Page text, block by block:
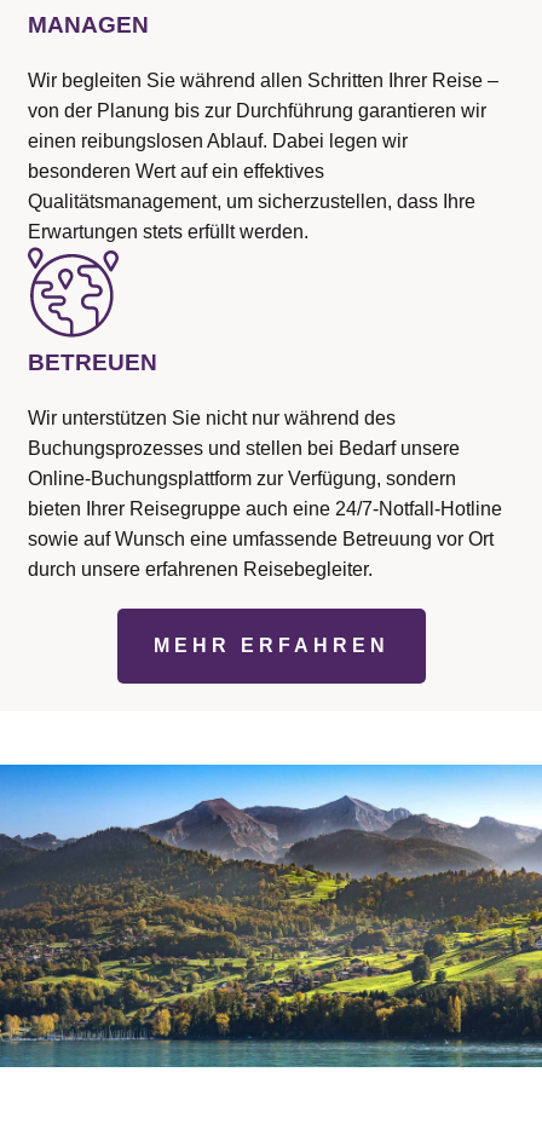
MANAGEN
Wir begleiten Sie während allen Schritten Ihrer Reise –
von der Planung bis zur Durchführung garantieren wir
einen reibungslosen Ablauf. Dabei legen wir
besonderen Wert auf ein effektives
Qualitätsmanagement, um sicherzustellen, dass Ihre
Erwartungen stets erfüllt werden.
BETREUEN
Wir unterstützen Sie nicht nur während des
Buchungsprozesses und stellen bei Bedarf unsere
Online-Buchungsplattform zur Verfügung, sondern
bieten Ihrer Reisegruppe auch eine 24/7-Notfall-Hotline
sowie auf Wunsch eine umfassende Betreuung vor Ort
durch unsere erfahrenen Reisebegleiter.
MEHR ERFAHREN